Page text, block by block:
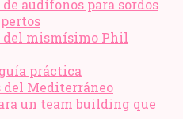
audífonos para sordos
del mismísimo Phil
práctica
del Mediterráneo
un team building que